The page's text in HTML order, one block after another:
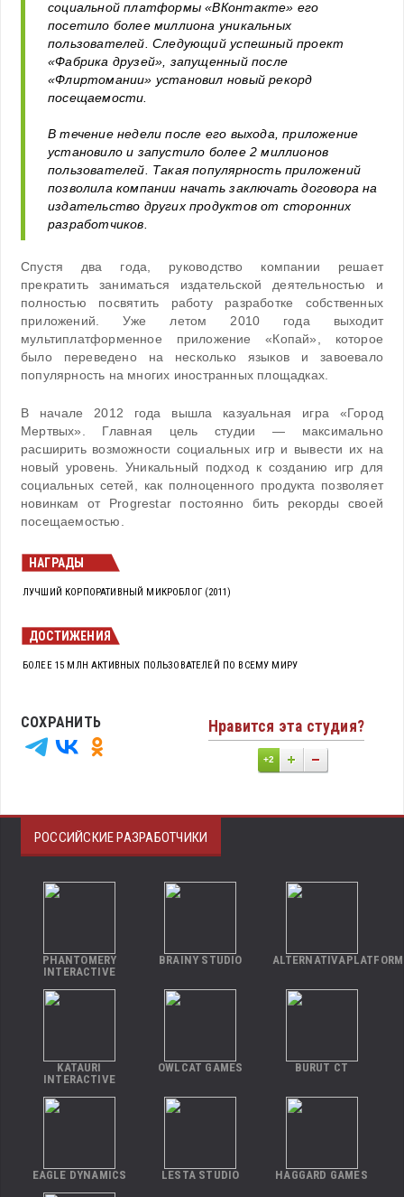
социальной платформы «ВКонтакте» его
посетило более миллиона уникальных
пользователей. Следующий успешный проект
«Фабрика друзей», запущенный после
«Флиртомании» установил новый рекорд
посещаемости.
В течение недели после его выхода, приложение
установило и запустило более 2 миллионов
пользователей. Такая популярность приложений
позволила компании начать заключать договора на
издательство других продуктов от сторонних
разработчиков.
Спустя два года, руководство компании решает
прекратить заниматься издательской деятельностью и
полностью посвятить работу разработке собственных
приложений. Уже летом 2010 года выходит
мультиплатформенное приложение «Копай», которое
было переведено на несколько языков и завоевало
популярность на многих иностранных площадках.
В начале 2012 года вышла казуальная игра «Город
Мертвых». Главная цель студии — максимально
расширить возможности социальных игр и вывести их на
новый уровень. Уникальный подход к созданию игр для
социальных сетей, как полноценного продукта позволяет
новинкам от Progrestar постоянно бить рекорды своей
посещаемостью.
НАГРАДЫ
ЛУЧШИЙ КОРПОРАТИВНЫЙ МИКРОБЛОГ (2011)
ДОСТИЖЕНИЯ
БОЛЕЕ 15 МЛН АКТИВНЫХ ПОЛЬЗОВАТЕЛЕЙ ПО ВСЕМУ МИРУ
Нравится эта студия?
+2
СОХРАНИТЬ
РОССИЙСКИЕ РАЗРАБОТЧИКИ
PHANTOMERY
INTERACTIVE
BRAINY STUDIO ALTERNATIVAPLATFORM
KATAURI
INTERACTIVE
OWLCAT GAMES BURUT CT
EAGLE DYNAMICS LESTA STUDIO HAGGARD GAMES